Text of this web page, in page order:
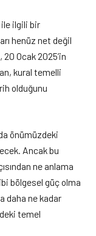
ilgili bir
henüz net değil
20 Ocak 2025’in
kural temelli
olduğunu
önümüzdeki
Ancak bu
ne anlama
bölgesel güç olma
daha ne kadar
temel